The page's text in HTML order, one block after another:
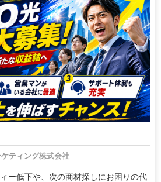
ティング株式会社
ー低下や、次の商材探しにお困りの代